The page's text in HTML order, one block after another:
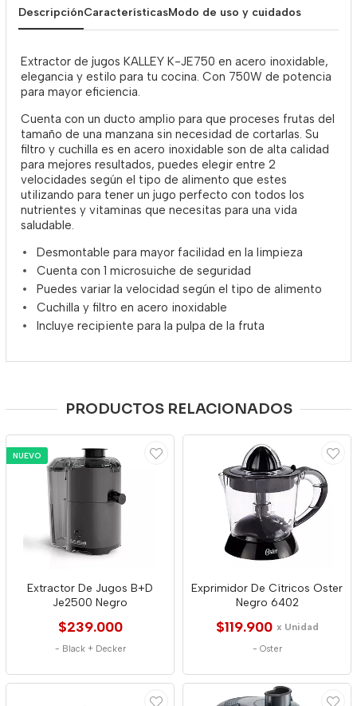
DescripciónCaracterísticasModo de uso y cuidados
Extractor de jugos KALLEY K-JE750 en acero inoxidable,
elegancia y estilo para tu cocina. Con 750W de potencia
para mayor eficiencia.
Cuenta con un ducto amplio para que proceses frutas del
tamaño de una manzana sin necesidad de cortarlas. Su
filtro y cuchilla es en acero inoxidable son de alta calidad
para mejores resultados, puedes elegir entre 2
velocidades según el tipo de alimento que estes
utilizando para tener un jugo perfecto con todos los
nutrientes y vitaminas que necesitas para una vida
saludable.
Desmontable para mayor facilidad en la limpieza
Cuenta con 1 microsuiche de seguridad
Puedes variar la velocidad según el tipo de alimento
Cuchilla y filtro en acero inoxidable
Incluye recipiente para la pulpa de la fruta
PRODUCTOS RELACIONADOS
NUEVO
Extractor De Jugos B+D
Je2500 Negro
$239.000
- Black + Decker
Exprimidor De Cítricos Oster
Negro 6402
$119.900 x Unidad
- Oster